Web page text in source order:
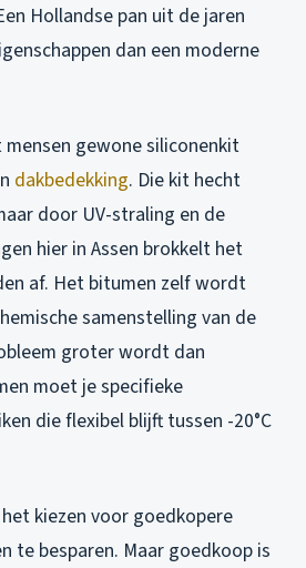
Hollandse pan uit de jaren
dan een moderne
gewone siliconenkit
dakbedekking. Die kit hecht
door UV-straling en de
hier in Assen brokkelt het
af. Het bitumen zelf wordt
samenstelling van de
groter wordt dan
moet je specifieke
die flexibel blijft tussen -20°C
kiezen voor goedkopere
te besparen. Maar goedkoop is